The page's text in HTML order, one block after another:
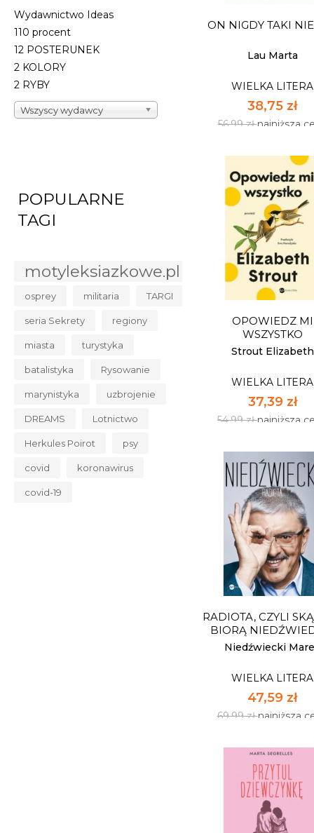
Wydawnictwo Ideas
110 procent
12 POSTERUNEK
2 KOLORY
2 RYBY
Wszyscy wydawcy
POPULARNE
TAGI
motyleksiazkowe.pl
osprey militaria TARGI
seria Sekrety regiony
miasta turystyka
batalistyka Rysowanie
marynistyka uzbrojenie
DREAMS Lotnictwo
Herkules Poirot psy
covid koronawirus
covid-19
Dostępnych: 10
Ilość:
DO KOSZYKA
ON NIGDY TAKI NIE
Lau Marta
WIELKA LITERA
38,75 zł
56,99 złnajniższa
ON NIGDY TAKI NIE
WIELKA LITERA
38,75 zł
56,99 złnajniższa
Dostępnych: 17
Ilość:
DO KOSZYKA
OPOWIEDZ MI
WSZYSTKO
Strout Elizabeth
WIELKA LITERA
37,39 zł
54,99 złnajniższa
OPOWIEDZ MI
WSZYSTKO
WIELKA LITERA
37,39 zł
54,99 złnajniższa
Dostępnych: 22
Ilość:
DO KOSZYKA
RADIOTA, CZYLI
BIORĄ
Niedźwiecki
WIELKA LITERA
47,59 zł
69,99 złnajniższa
RADIOTA, CZYLI